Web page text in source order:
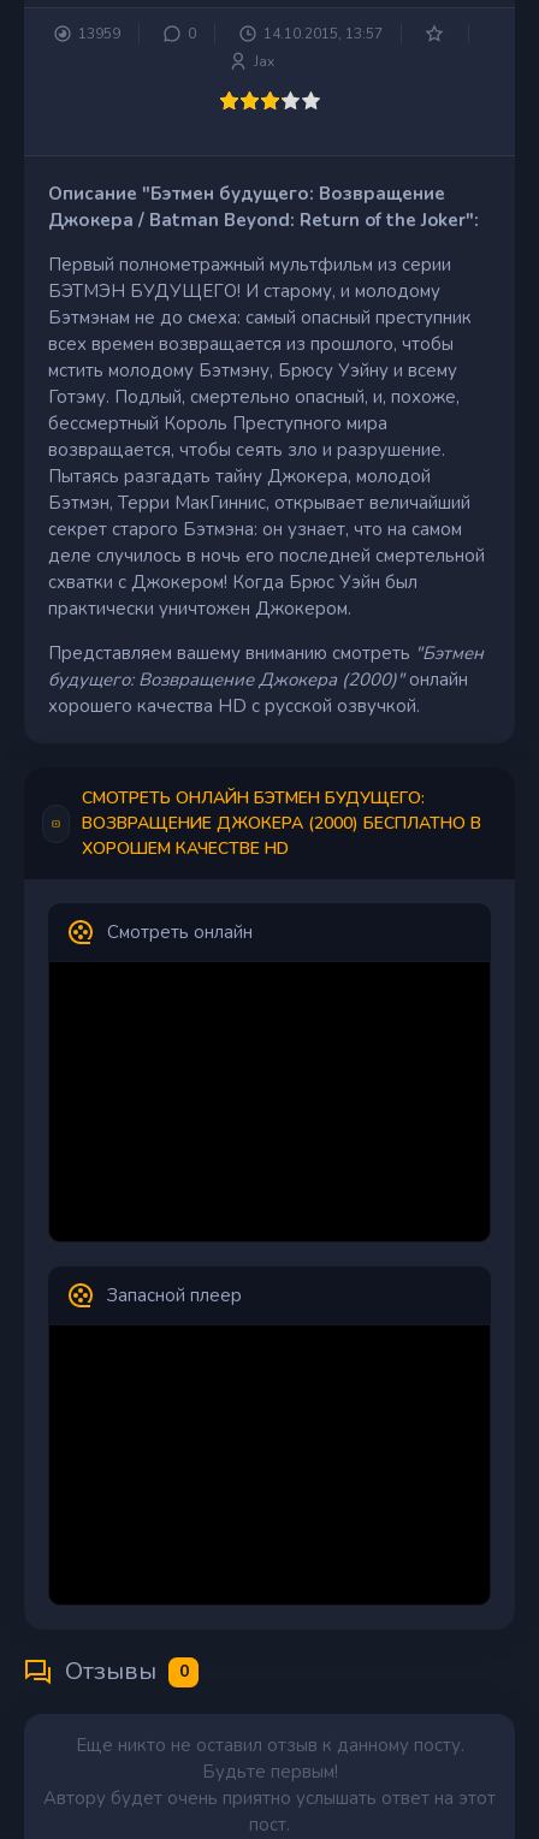
13959 0
14.10.2015, 13:57
Jax
Описание "Бэтмен будущего: Возвращение
Джокера / Batman Beyond: Return of the Joker":
Первый полнометражный мультфильм из серии
БЭТМЭН БУДУЩЕГО! И старому, и молодому
Бэтмэнам не до смеха: самый опасный преступник
всех времен возвращается из прошлого, чтобы
мстить молодому Бэтмэну, Брюсу Уэйну и всему
Готэму. Подлый, смертельно опасный, и, похоже,
бессмертный Король Преступного мира
возвращается, чтобы сеять зло и разрушение.
Пытаясь разгадать тайну Джокера, молодой
Бэтмэн, Терри МакГиннис, открывает величайший
секрет старого Бэтмэна: он узнает, что на самом
деле случилось в ночь его последней смертельной
схватки с Джокером! Когда Брюс Уэйн был
практически уничтожен Джокером.
Представляем вашему вниманию смотреть "Бэтмен
будущего: Возвращение Джокера (2000)"онлайн
хорошего качества HD с русской озвучкой.
СМОТРЕТЬ ОНЛАЙН БЭТМЕН БУДУЩЕГО:
ВОЗВРАЩЕНИЕ ДЖОКЕРА (2000) БЕСПЛАТНО В
ХОРОШЕМ КАЧЕСТВЕ HD
Смотреть онлайн
Запасной плеер
Отзывы 0
Еще никто не оставил отзыв к данному посту.
Будьте первым!
Автору будет очень приятно услышать ответ на этот
пост.